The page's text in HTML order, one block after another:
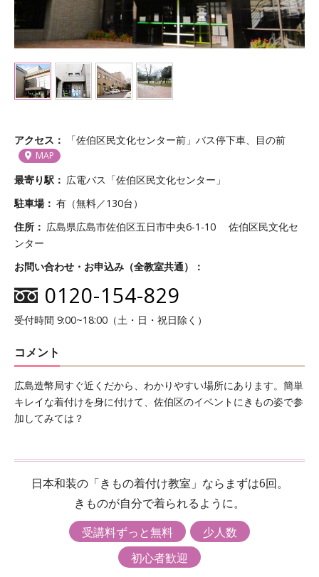
アクセス 「佐伯区民文化センター前」バス停下車、目の前
MAP
最寄り駅
広電バス「佐伯区民文化センター」
駐車場
有（無料／130台）
住所
広島県広島市佐伯区五日市中央6-1-10 佐伯区民文化セ
ンター
お問い合わせ・お申込み（全教室共通）
0120-154-829
受付時間 9:00~18:00（土・日・祝日除く）
コメント
広島造幣局すぐ近くだから、わかりやすい場所にあります。簡単
キレイな着付けを身に付けて、佐伯区のイベントにきもの姿で参
加してみては？
日本和装の「きもの着付け教室」ならまずは6回。
きものが自分で着られるように。
受講料ずっと無料
少人数
初心者歓迎